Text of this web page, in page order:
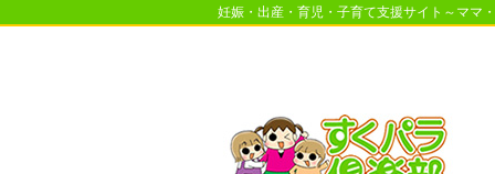
妊娠・出産・育児・子育て支援サイト～ママ